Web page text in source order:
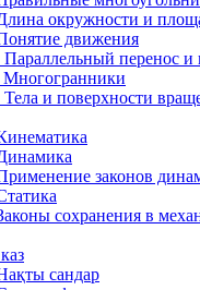
окружности и
движения
Параллельный перенос и
Многогранники
Тела и поверхности
законов
сохранения в
сандар